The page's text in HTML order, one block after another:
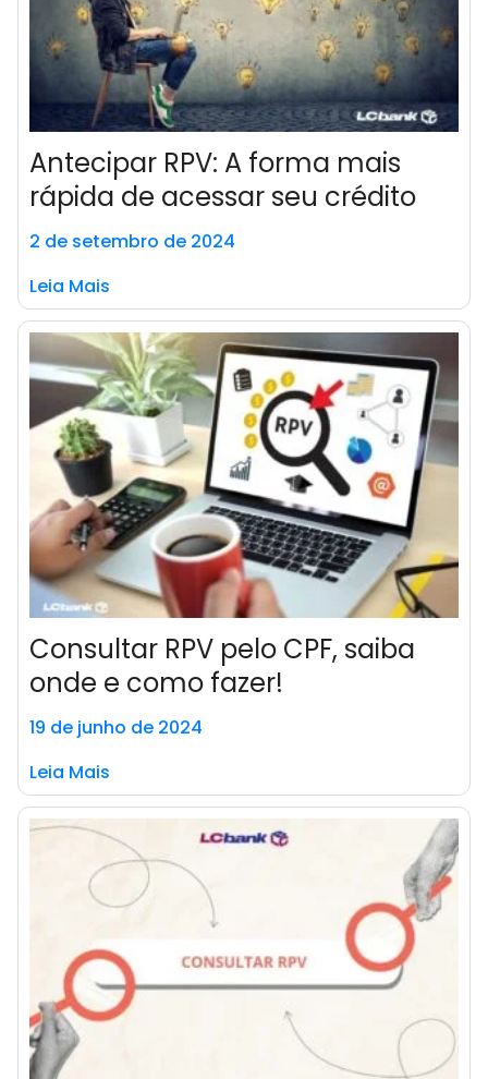
Antecipar RPV: A forma mais
rápida de acessar seu crédito
2 de setembro de 2024
Leia Mais
Consultar RPV pelo CPF, saiba
onde e como fazer!
19 de junho de 2024
Leia Mais